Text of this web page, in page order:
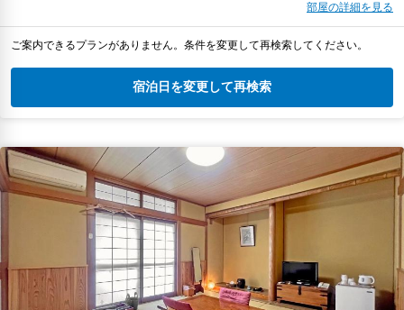
部屋の詳細を見る
ご案内できるプランがありません。条件を変更して再検索してください。
宿泊日を変更して再検索